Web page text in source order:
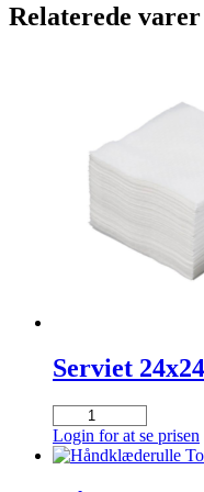
Relaterede varer
Serviet
Serviet
24x24cm
Hvid
Login for at se prisen